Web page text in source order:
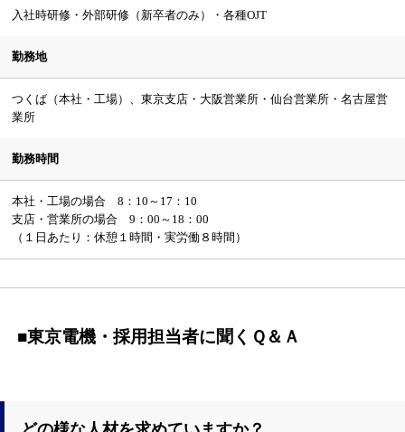
入社時研修・外部研修（新卒者のみ）・各種OJT
勤務地
つくば（本社・工場）、東京支店・大阪営業所・仙台営業所・名古屋営
業所
勤務時間
本社・工場の場合 8：10～17：10
支店・営業所の場合 9：00～18：00
（１日あたり：休憩１時間・実労働８時間）
■東京電機・採用担当者に聞くＱ＆Ａ